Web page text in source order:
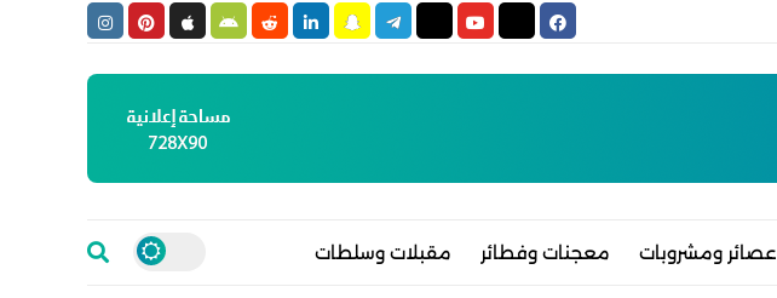
عصائر ومشروبات معجنات وفطائر مقبلات وسلطات